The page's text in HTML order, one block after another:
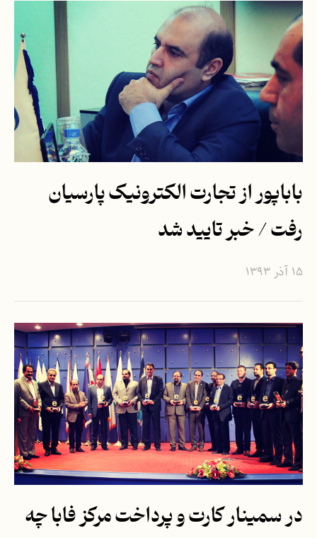
باباپور از تجارت الکترونیک پارسیان
رفت / خبر تایید شد
۱۵ آذر ۱۳۹۳
در سمینار کارت و پرداخت مرکز فابا چه